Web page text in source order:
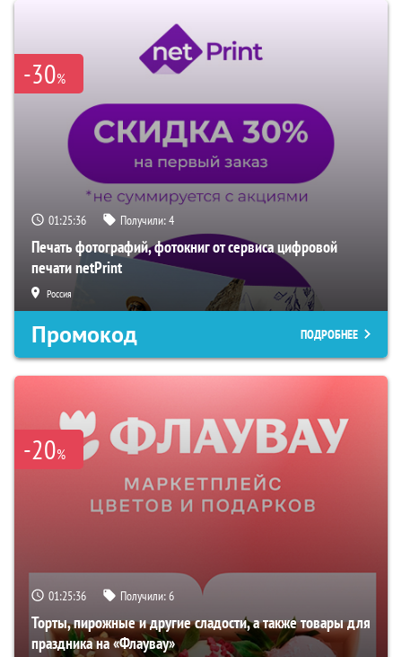
-30%
01:25:35 Получили:4
Печать фотографий, фотокниг от сервиса цифровой
печати netPrint
Россия
Промокод ПОДРОБНЕЕ
-20%
01:25:35 Получили:6
Торты, пирожные и другие сладости, а также товары для
праздника на «Флаувау»